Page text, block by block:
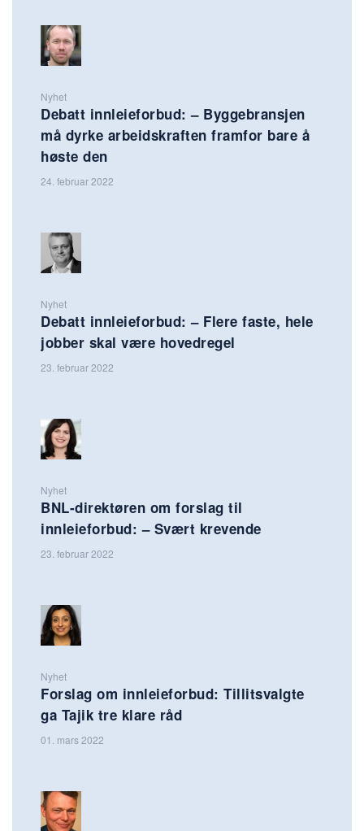
Nyhet
Debatt innleieforbud: – Byggebransjen
må dyrke arbeidskraften framfor bare å
høste den
24. februar 2022
Nyhet
Debatt innleieforbud: – Flere faste, hele
jobber skal være hovedregel
23. februar 2022
Nyhet
BNL-direktøren om forslag til
innleieforbud: – Svært krevende
23. februar 2022
Nyhet
Forslag om innleieforbud: Tillitsvalgte
ga Tajik tre klare råd
01. mars 2022